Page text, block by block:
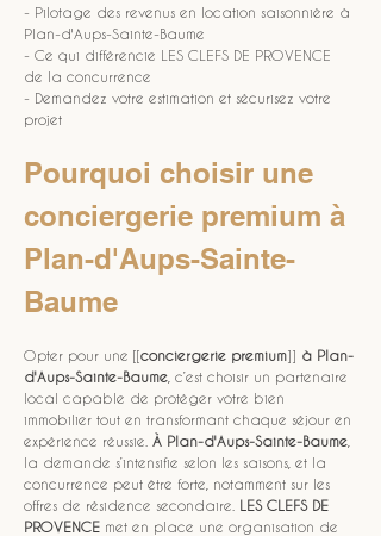
- Pilotage des revenus en location saisonnière à
Plan-d'Aups-Sainte-Baume
- Ce qui différencie LES CLEFS DE PROVENCE
de la concurrence
- Demandez votre estimation et sécurisez votre
projet
Pourquoi choisir une
conciergerie premium à
Plan-d'Aups-Sainte-
Baume
Opter pour une [[conciergerie premium]] à Plan-
d'Aups-Sainte-Baume , c’est choisir un partenaire
local capable de protéger votre bien
immobilier tout en transformant chaque séjour en
expérience réussie. À Plan-d'Aups-Sainte-Baume
la demande s’intensifie selon les saisons, et la
concurrence peut être forte, notamment sur les
offres de résidence secondaire. LES CLEFS DE
PROVENCE met en place une organisation de